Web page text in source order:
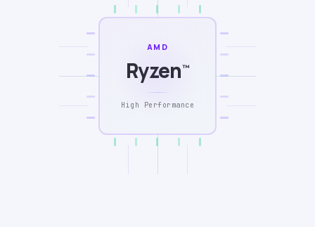
AMD
Ryzen™
High Performance